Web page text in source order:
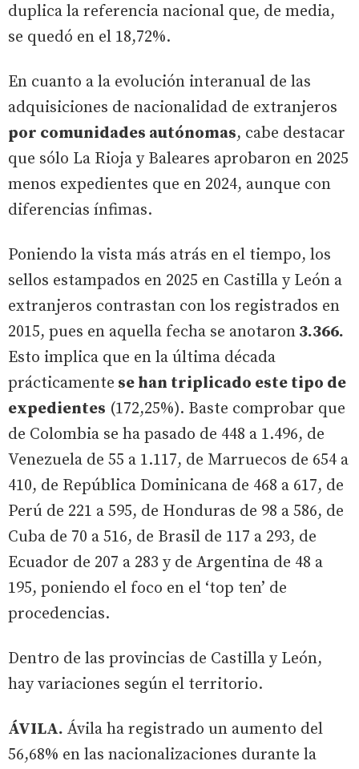
duplica la referencia nacional que, de media,
se quedó en el 18,72%.
En cuanto a la evolución interanual de las
adquisiciones de nacionalidad de extranjeros
por comunidades autónomas, cabe destacar
que sólo La Rioja y Baleares aprobaron en 2025
menos expedientes que en 2024, aunque con
diferencias ínfimas.
Poniendo la vista más atrás en el tiempo, los
sellos estampados en 2025 en Castilla y León a
extranjeros contrastan con los registrados en
2015, pues en aquella fecha se anotaron 3.366.
Esto implica que en la última década
prácticamente se han triplicado este tipo de
expedientes (172,25%). Baste comprobar que
de Colombia se ha pasado de 448 a 1.496, de
Venezuela de 55 a 1.117, de Marruecos de 654 a
410, de República Dominicana de 468 a 617, de
Perú de 221 a 595, de Honduras de 98 a 586, de
Cuba de 70 a 516, de Brasil de 117 a 293, de
Ecuador de 207 a 283 y de Argentina de 48 a
195, poniendo el foco en el ‘top ten’ de
procedencias.
Dentro de las provincias de Castilla y León,
hay variaciones según el territorio.
ÁVILA. Ávila ha registrado un aumento del
56,68% en las nacionalizaciones durante la